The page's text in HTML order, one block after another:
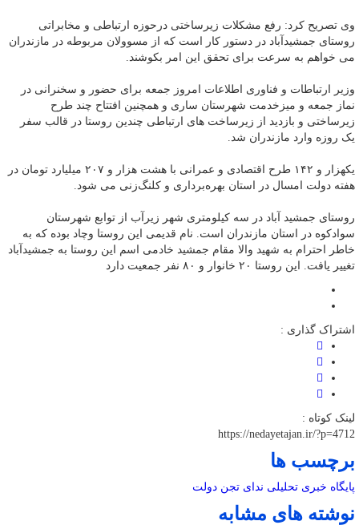
وی تصریح کرد: رفع مشکلات زیرساختی درحوزه ارتباطی و مخابراتی
روستای جمشیدآباد در دستور کار است که از مسوولان مربوطه در مازندران
می خواهم به سرعت برای تحقق این امر بکوشند.
وزیر ارتباطات و فناوری اطلاعات امروز جمعه برای حضور و سخنرانی در
نماز جمعه و میزخدمت شهرستان ساری و همچنین افتتاح چند طرح
زیرساختی و بازدید از زیرساخت های ارتباطی چندین روستا در قالب سفر
یک روزه وارد مازندران شد.
یکهزار و ۱۴۲ طرح اقتصادی و عمرانی با هشت هزار و ۲۰۷ میلیارد تومان در
هفته دولت امسال در استان بهره‌برداری و کلنگ‌زنی می شود.
روستای جمشید آباد در سه کیلومتری شهر زیرآب از توابع شهرستان
سوادکوه در استان مازندران است. نام قدیمی این روستا وچاد بوده که به
خاطر احترام به شهید والا مقام جمشید خادمی اسم این روستا به جمشیدآباد
تغییر یافت. این روستا ۲۰ خانوار و ۸۰ نفر جمعیت دارد
اشتراک گذاری :
لینک کوتاه :
https://nedayetajan.ir/?p=4712
برچسب ها
پایگاه خبری تحلیلی ندای تجن دولت
نوشته های مشابه